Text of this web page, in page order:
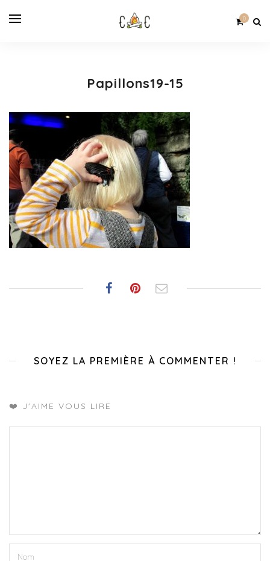
0
Papillons19-15
SOYEZ LA PREMIÈRE À COMMENTER !
❤️ J'AIME VOUS LIRE